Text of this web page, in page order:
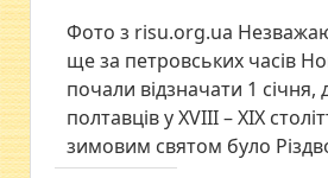
Фото з risu.org.ua
ще за петровських часів
почали відзначати 1 січня,
полтавців у XVIII – XIX
зимовим святом було